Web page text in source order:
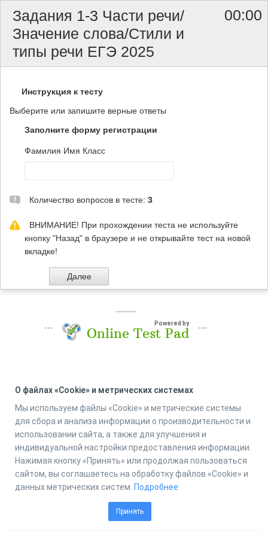
00:00
Задания 1-3 Части речи/
Значение слова/Стили и
типы речи ЕГЭ 2025
Инструкция к тесту
Выберите или запишите верные ответы
Заполните форму регистрации
Фамилия Имя Класс
Количество вопросов в тесте: 3
ВНИМАНИЕ! При прохождении теста не используйте
кнопку "Назад" в браузере и не открывайте тест на новой
вкладке!
Powered by
Online Test Pad
О файлах «Cookie» и метрических системах
Мы используем файлы «Cookie» и метрические системы
для сбора и анализа информации о производительности и
использовании сайта, а также для улучшения и
индивидуальной настройки предоставления информации.
Нажимая кнопку «Принять» или продолжая пользоваться
сайтом, вы соглашаетесь на обработку файлов «Cookie» и
данных метрических систем. Подробнее
Принять